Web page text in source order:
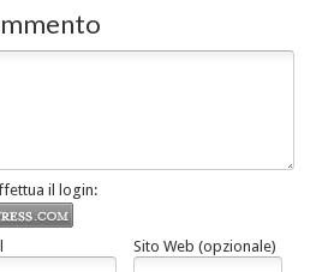
il login:
Sito Web (opzionale)